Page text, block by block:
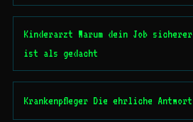
Kinderarzt Warum dein Job sicherer
ist als gedacht
Krankenpfleger Die ehrliche Antwort